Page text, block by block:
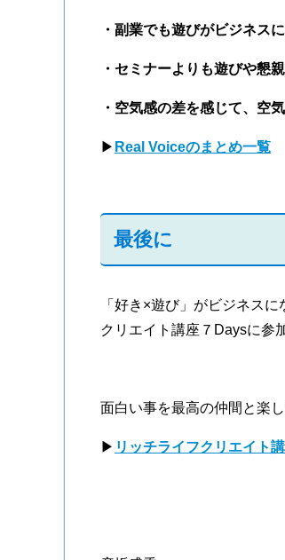
・副業でも遊びがビジネス
・セミナーよりも遊びや懇
・空気感の差を感じて、空
▶ Real Voiceのまとめ一覧
最後に
「好き×遊び」がビジネス
クリエイト講座７Daysに参
面白い事を最高の仲間と楽し
▶ リッチライフクリエイト